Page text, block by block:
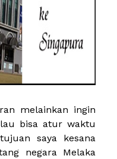
melainkan ingin
bisa atur waktu
saya kesana
negara Melaka